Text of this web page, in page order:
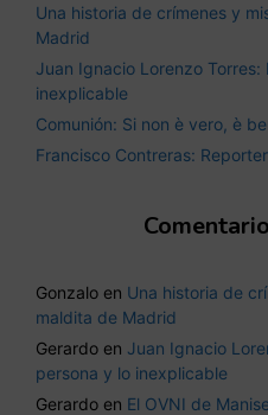
Una historia de crímenes y
Madrid
Juan Ignacio Lorenzo
inexplicable
Comunión: Si non è vero, è
Francisco Contreras:
Gonzalo en Una historia de
maldita de Madrid
Gerardo en Juan Ignacio
persona y lo inexplicable
Gerardo en El OVNI de